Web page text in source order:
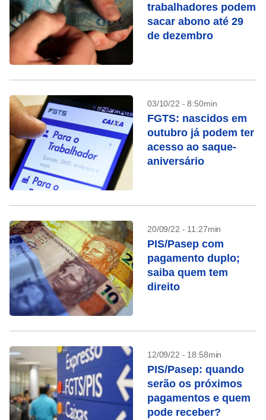
trabalhadores podem
sacar abono até 29
de dezembro
03/10/22 - 8:50min
FGTS: nascidos em
outubro já podem ter
acesso ao saque-
aniversário
20/09/22 - 11:27min
PIS/Pasep com
pagamento duplo;
saiba quem tem
direito
12/09/22 - 18:58min
PIS/Pasep: quando
serão os próximos
pagamentos e quem
pode receber?